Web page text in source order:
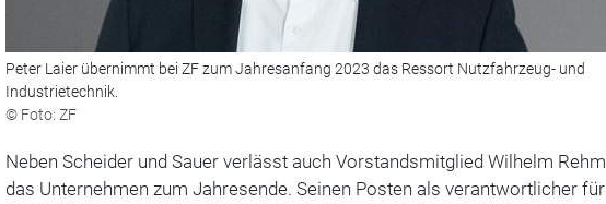
Peter Laier übernimmt bei ZF zum Jahresanfang 2023 das Ressort Nutzfahrzeug- und
Industrietechnik.
© Foto: ZF
Neben Scheider und Sauer verlässt auch Vorstandsmitglied Wilhelm Rehm
das Unternehmen zum Jahresende. Seinen Posten als verantwortlicher für